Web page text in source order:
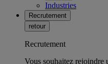
Industries
Recrutement
retour
Recrutement
Vous souhaitez rejoindre